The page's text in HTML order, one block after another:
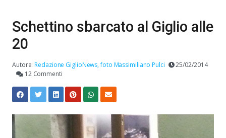
Schettino sbarcato al Giglio alle
20
Autore:Redazione GiglioNews, foto Massimiliano Pulci
25/02/2014
12 Commenti